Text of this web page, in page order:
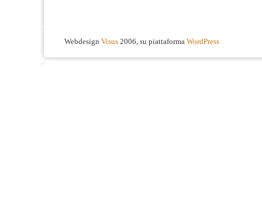
Webdesign Visus 2006, su piattaforma WordPress